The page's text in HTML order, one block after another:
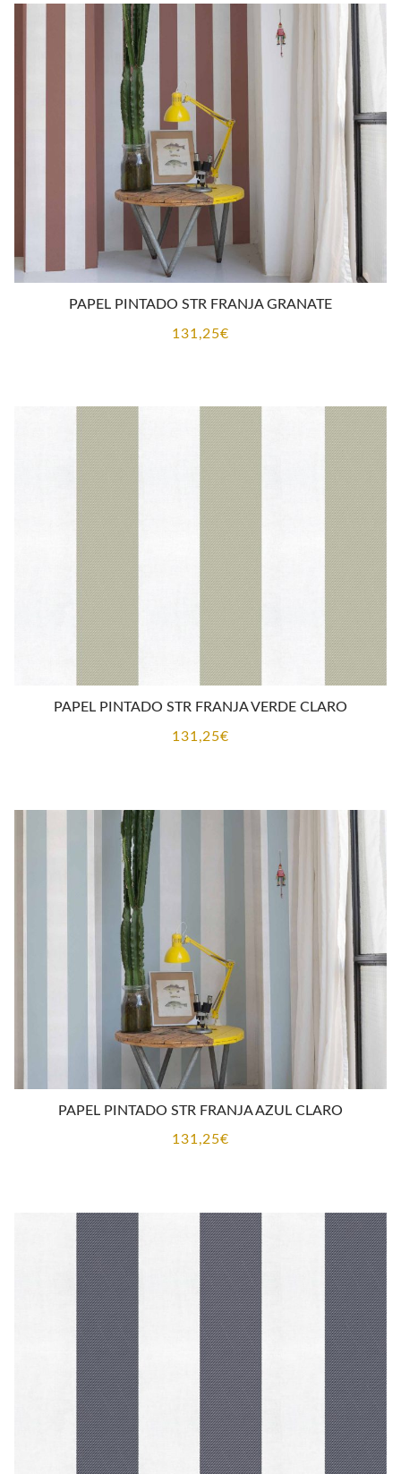
PAPEL PINTADO STR FRANJA GRANATE
131,25€
PAPEL PINTADO STR FRANJA VERDE CLARO
131,25€
PAPEL PINTADO STR FRANJA AZUL CLARO
131,25€